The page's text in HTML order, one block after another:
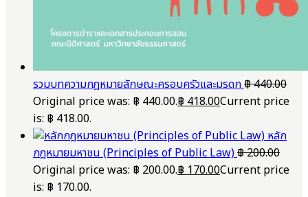
รวมบทความกฎหมายลักษณะครอบครัวและมรดก฿440.00
Original price was: ฿ 440.00.฿418.00Current price
is: ฿ 418.00.
หลัก
กฎหมายมหาชน (Principles of Public Law)฿200.00
Original price was: ฿ 200.00.฿170.00Current price
is: ฿ 170.00.